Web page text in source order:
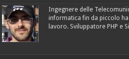
Ingegnere delle
informatica fin da piccolo
lavoro. Sviluppatore PHP e